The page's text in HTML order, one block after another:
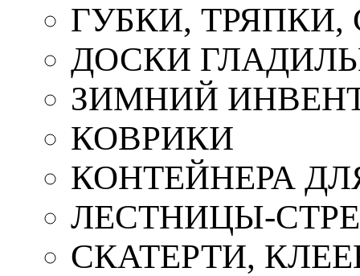
ГУБКИ,
ДОСКИ
ЗИМНИЙ
КОВРИКИ
КОНТЕЙНЕРА
ЛЕСТНИЦЫ-
СКАТЕРТИ,